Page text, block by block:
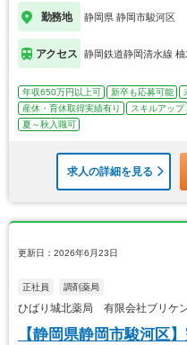
勤務地 静岡県 静岡市駿河区
アクセス 静岡鉄道静岡清水線
年収650万円以上可 新卒も応募可能
産休・育休取得実績有り
スキルアップ
夏～秋入職可
求人の詳細を見る
更新日：2026年6月23日
正社員 調剤薬局
ひばり城北薬局 有限会社ブリケ
【静岡県静岡市駿河区